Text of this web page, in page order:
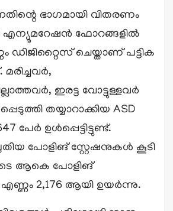
ഭാഗമായി വിതരണം
എന്യൂമറേഷൻ ഫോറങ്ങളിൽ
ഡിജിറ്റൈസ് ചെയ്താണ് പട്ടിക
ഇരട്ട വോട്ടുള്ളവർ
തയ്യാറാക്കിയ ASD
പേർ ഉൾപ്പെട്ടിട്ടുണ്ട്.
പോളിങ് സ്റ്റേഷനുകൾ കൂടി
ആകെ പോളിങ്
2,176 ആയി ഉയർന്നു.